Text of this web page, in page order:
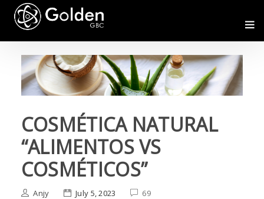
COSMÉTICA NATURAL
“ALIMENTOS VS
COSMÉTICOS”
Anjy July 5, 2023 69